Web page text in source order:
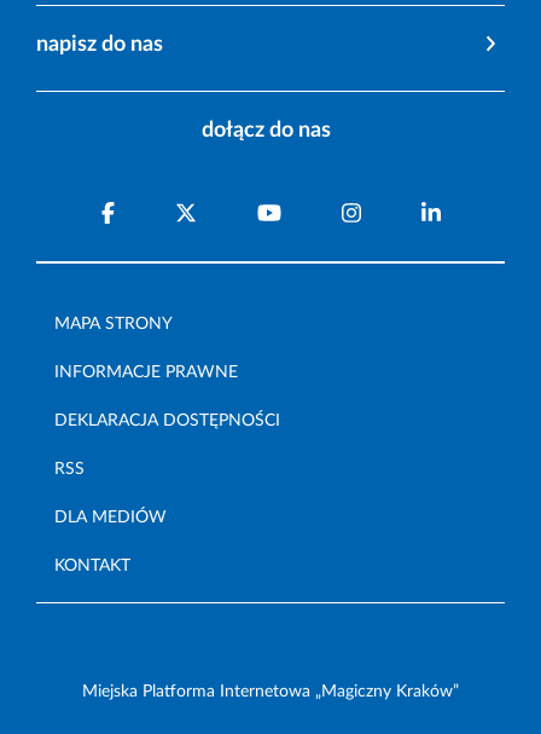
napisz do nas
dołącz do nas
MAPA STRONY
INFORMACJE PRAWNE
DEKLARACJA DOSTĘPNOŚCI
RSS
DLA MEDIÓW
KONTAKT
Miejska Platforma Internetowa „Magiczny Kraków”